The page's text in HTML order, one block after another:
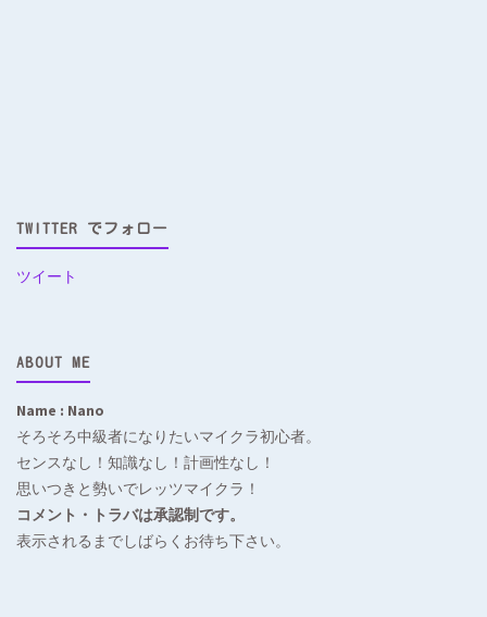
TWITTER でフォロー
ツイート
ABOUT ME
Name : Nano
そろそろ中級者になりたいマイクラ初心者。
センスなし！知識なし！計画性なし！
思いつきと勢いでレッツマイクラ！
コメント・トラバは承認制です。
表示されるまでしばらくお待ち下さい。